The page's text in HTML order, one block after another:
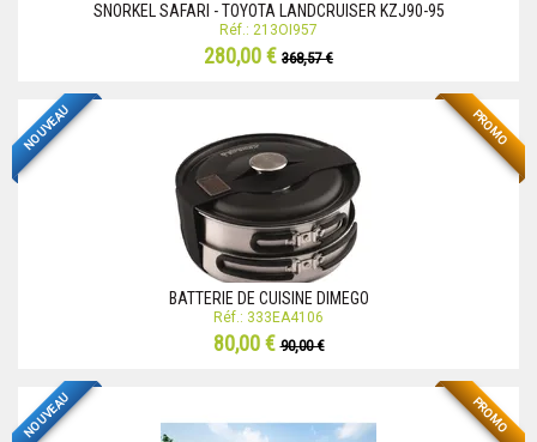
SNORKEL SAFARI - TOYOTA LANDCRUISER KZJ90-95
Réf.: 213OI957
280,00 € 368,57 €
PROMO
NOUVEAU
BATTERIE DE CUISINE DIMEGO
Réf.: 333EA4106
80,00 €90,00 €
PROMO
NOUVEAU